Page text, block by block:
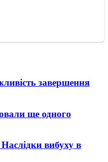
завершення
ще одного
вибуху в